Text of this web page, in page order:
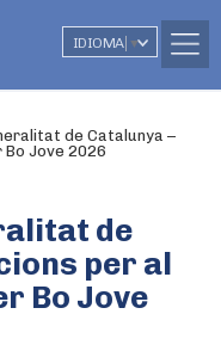
IDIOMA ▼
de Catalunya –
Jove 2026
de
per al
Bo Jove